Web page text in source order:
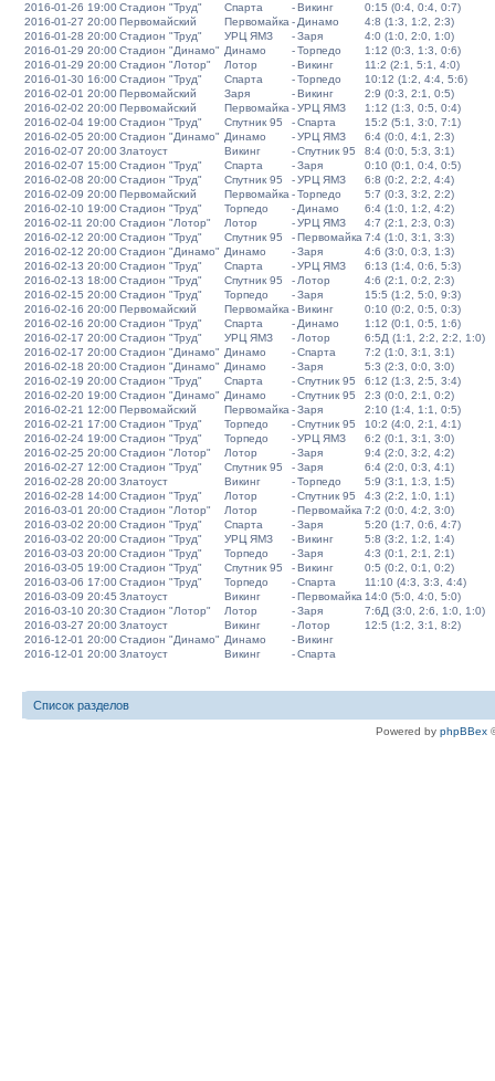
2016-01-26 19:00Стадион "Труд" Спарта -Викинг
0:15 (0:4, 0:4, 0:7)
2016-01-27 20:00Первомайский Первомайка - Динамо
4:8 (1:3, 1:2, 2:3)
2016-01-28 20:00Стадион "Труд" УРЦ ЯМЗ -Заря
4:0 (1:0, 2:0, 1:0)
2016-01-29 20:00Стадион "Динамо" Динамо -Торпедо
1:12 (0:3, 1:3, 0:6)
2016-01-29 20:00Стадион "Лотор" Лотор -Викинг
11:2 (2:1, 5:1, 4:0)
2016-01-30 16:00Стадион "Труд" Спарта -Торпедо
10:12 (1:2, 4:4, 5:6)
2016-02-01 20:00Первомайский Заря -Викинг
2:9 (0:3, 2:1, 0:5)
2016-02-02 20:00Первомайский Первомайка -УРЦ ЯМЗ
1:12 (1:3, 0:5, 0:4)
2016-02-04 19:00Стадион "Труд" Спутник 95 -Спарта
15:2 (5:1, 3:0, 7:1)
2016-02-05 20:00Стадион "Динамо" Динамо -УРЦ ЯМЗ
6:4 (0:0, 4:1, 2:3)
2016-02-07 20:00Златоуст Викинг -Спутник 95
8:4 (0:0, 5:3, 3:1)
2016-02-07 15:00Стадион "Труд" Спарта -Заря
0:10 (0:1, 0:4, 0:5)
2016-02-08 20:00Стадион "Труд" Спутник 95 -УРЦ ЯМЗ
6:8 (0:2, 2:2, 4:4)
2016-02-09 20:00Первомайский Первомайка -Торпедо
5:7 (0:3, 3:2, 2:2)
2016-02-10 19:00Стадион "Труд" Торпедо - Динамо
6:4 (1:0, 1:2, 4:2)
2016-02-11 20:00 Стадион "Лотор" Лотор -УРЦ ЯМЗ
4:7 (2:1, 2:3, 0:3)
2016-02-12 20:00Стадион "Труд" Спутник 95 -Первомайка 7:4 (1:0, 3:1, 3:3)
2016-02-12 20:00Стадион "Динамо" Динамо -Заря
4:6 (3:0, 0:3, 1:3)
2016-02-13 20:00Стадион "Труд" Спарта -УРЦ ЯМЗ
6:13 (1:4, 0:6, 5:3)
2016-02-13 18:00Стадион "Труд" Спутник 95 - Лотор
4:6 (2:1, 0:2, 2:3)
2016-02-15 20:00Стадион "Труд" Торпедо -Заря
15:5 (1:2, 5:0, 9:3)
2016-02-16 20:00Первомайский Первомайка -Викинг
0:10 (0:2, 0:5, 0:3)
2016-02-16 20:00Стадион "Труд" Спарта - Динамо
1:12 (0:1, 0:5, 1:6)
2016-02-17 20:00Стадион "Труд" УРЦ ЯМЗ - Лотор
6:5Д (1:1, 2:2, 2:2, 1:0)
2016-02-17 20:00Стадион "Динамо" Динамо -Спарта
7:2 (1:0, 3:1, 3:1)
2016-02-18 20:00Стадион "Динамо" Динамо -Заря
5:3 (2:3, 0:0, 3:0)
2016-02-19 20:00Стадион "Труд" Спарта -Спутник 95
6:12 (1:3, 2:5, 3:4)
2016-02-20 19:00Стадион "Динамо" Динамо -Спутник 95
2:3 (0:0, 2:1, 0:2)
2016-02-21 12:00Первомайский Первомайка -Заря
2:10 (1:4, 1:1, 0:5)
2016-02-21 17:00Стадион "Труд" Торпедо -Спутник 95
10:2 (4:0, 2:1, 4:1)
2016-02-24 19:00Стадион "Труд" Торпедо -УРЦ ЯМЗ
6:2 (0:1, 3:1, 3:0)
2016-02-25 20:00Стадион "Лотор" Лотор -Заря
9:4 (2:0, 3:2, 4:2)
2016-02-27 12:00Стадион "Труд" Спутник 95 -Заря
6:4 (2:0, 0:3, 4:1)
2016-02-28 20:00Златоуст Викинг -Торпедо
5:9 (3:1, 1:3, 1:5)
2016-02-28 14:00Стадион "Труд" Лотор -Спутник 95
4:3 (2:2, 1:0, 1:1)
2016-03-01 20:00Стадион "Лотор" Лотор -Первомайка 7:2 (0:0, 4:2, 3:0)
2016-03-02 20:00Стадион "Труд" Спарта -Заря
5:20 (1:7, 0:6, 4:7)
2016-03-02 20:00Стадион "Труд" УРЦ ЯМЗ -Викинг
5:8 (3:2, 1:2, 1:4)
2016-03-03 20:00Стадион "Труд" Торпедо -Заря
4:3 (0:1, 2:1, 2:1)
2016-03-05 19:00Стадион "Труд" Спутник 95 -Викинг
0:5 (0:2, 0:1, 0:2)
2016-03-06 17:00Стадион "Труд" Торпедо -Спарта
11:10 (4:3, 3:3, 4:4)
2016-03-09 20:45 Златоуст Викинг -Первомайка 14:0 (5:0, 4:0, 5:0)
2016-03-10 20:30Стадион "Лотор" Лотор -Заря
7:6Д (3:0, 2:6, 1:0, 1:0)
2016-03-27 20:00Златоуст Викинг - Лотор
12:5 (1:2, 3:1, 8:2)
2016-12-01 20:00Стадион "Динамо" Динамо -Викинг
2016-12-01 20:00Златоуст Викинг -Спарта
Список разделов
Powered by phpBBex